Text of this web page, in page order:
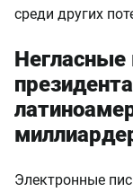
среди других
Негласные
Электронные